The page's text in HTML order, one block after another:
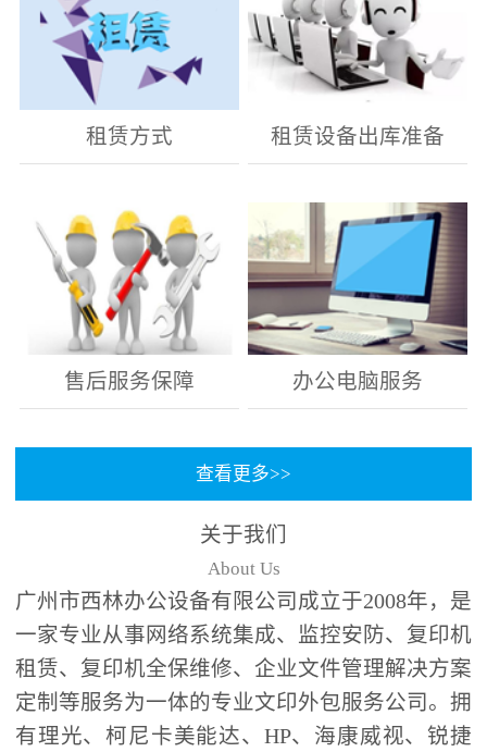
租赁方式 租赁设备出库准备
售后服务保障 办公电脑服务
查看更多>>
关于我们
About Us
广州市西林办公设备有限公司成立于2008年，是
一家专业从事网络系统集成、监控安防、复印机
租赁、复印机全保维修、企业文件管理解决方案
定制等服务为一体的专业文印外包服务公司。拥
有理光、柯尼卡美能达、HP、海康威视、锐捷